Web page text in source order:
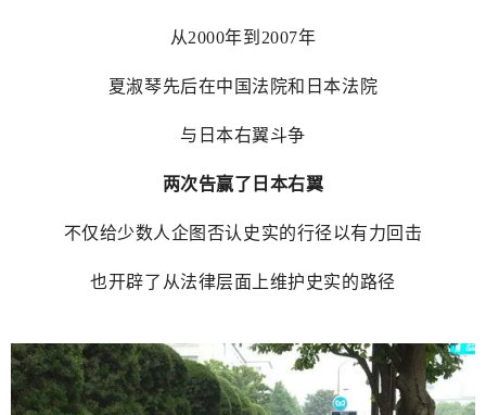
从2000年到2007年
夏淑琴先后在中国法院和日本法院
与日本右翼斗争
两次告赢了日本右翼
不仅给少数人企图否认史实的行径以有力回击
也开辟了从法律层面上维护史实的路径